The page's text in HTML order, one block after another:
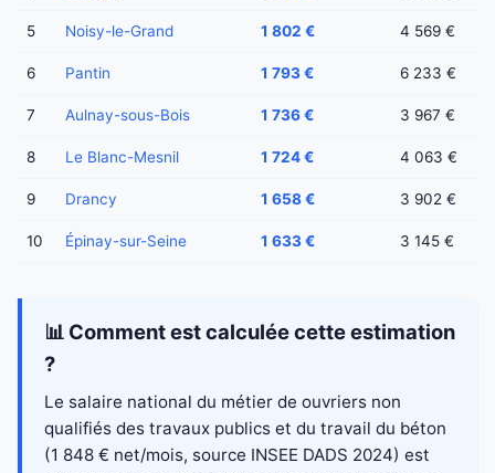
5 Noisy-le-Grand 1 802 € 4 569 €
6 Pantin 1 793 € 6 233 €
7 Aulnay-sous-Bois 1 736 € 3 967 €
8 Le Blanc-Mesnil 1 724 € 4 063 €
9 Drancy 1 658 € 3 902 €
10 Épinay-sur-Seine 1 633 € 3 145 €
📊 Comment est calculée cette estimation
?
Le salaire national du métier de ouvriers non
qualifiés des travaux publics et du travail du béton
(1 848 € net/mois, source INSEE DADS 2024) est